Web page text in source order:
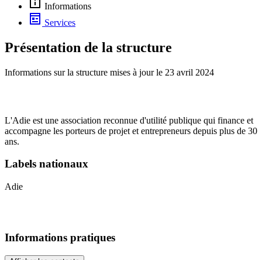
Informations
Services
Présentation de la structure
Informations sur la structure mises à jour le 23 avril 2024
L'Adie est une association reconnue d'utilité publique qui finance et
accompagne les porteurs de projet et entrepreneurs depuis plus de 30
ans.
Labels nationaux
Adie
Informations pratiques